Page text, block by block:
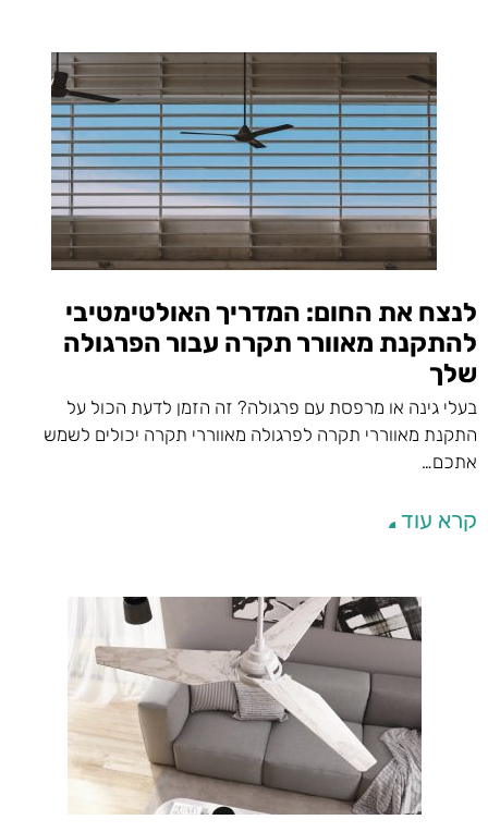
לנצח את החום: המדריך האולטימטיבי
להתקנת מאוורר תקרה עבור הפרגולה
שלך
בעלי גינה או מרפסת עם פרגולה? זה הזמן לדעת הכול על
התקנת מאווררי תקרה לפרגולה מאווררי תקרה יכולים לשמש
אתכם…
קרא עוד